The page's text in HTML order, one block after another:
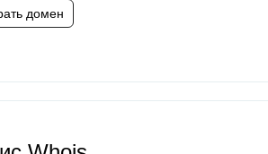
домен